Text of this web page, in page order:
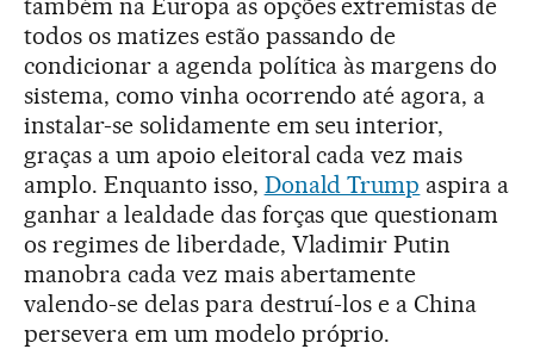
todos os matizes estão passando de
condicionar a agenda política às margens do
sistema, como vinha ocorrendo até agora, a
instalar-se solidamente em seu interior,
graças a um apoio eleitoral cada vez mais
amplo. Enquanto isso, Donald Trump aspira a
ganhar a lealdade das forças que questionam
os regimes de liberdade, Vladimir Putin
manobra cada vez mais abertamente
valendo-se delas para destruí-los e a China
persevera em um modelo próprio.